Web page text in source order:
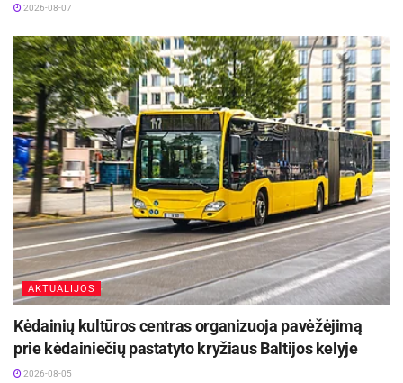
2026-08-07
AKTUALIJOS
Kėdainių kultūros centras organizuoja pavėžėjimą
prie kėdainiečių pastatyto kryžiaus Baltijos kelyje
2026-08-05